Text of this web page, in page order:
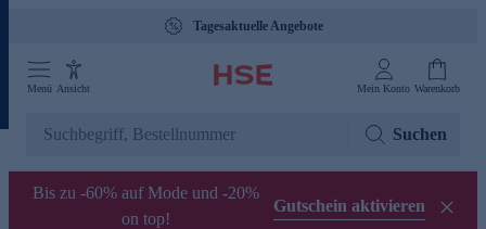
Tagesaktuelle Angebote
Menü Ansicht Mein Konto Warenkorb
Suchen
Bis zu -60% auf Mode und -20%
on top!
Gutschein aktivieren